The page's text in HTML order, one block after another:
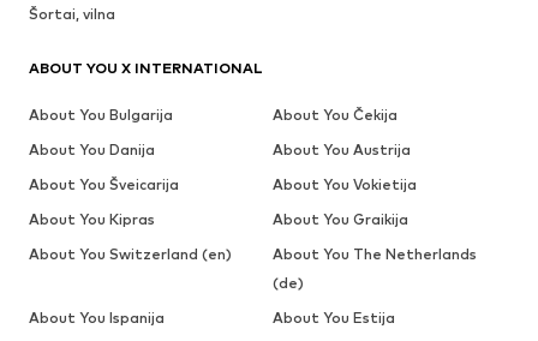
Šortai, vilna
ABOUT YOU X INTERNATIONAL
About You Bulgarija
About You Čekija
About You Danija
About You Austrija
About You Šveicarija
About You Vokietija
About You Kipras
About You Graikija
About You Switzerland (en)
About You The Netherlands
(de)
About You Ispanija
About You Estija